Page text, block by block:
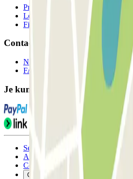
Professionals
Leverancier parkeren
Filialen
Contact
Neem contact met ons op
FAQ
Je kunt deze betaalmethoden
Servicevoorwaarden
Annuleringsvoorwaarden
Cookiebeleid
Cookies beheren